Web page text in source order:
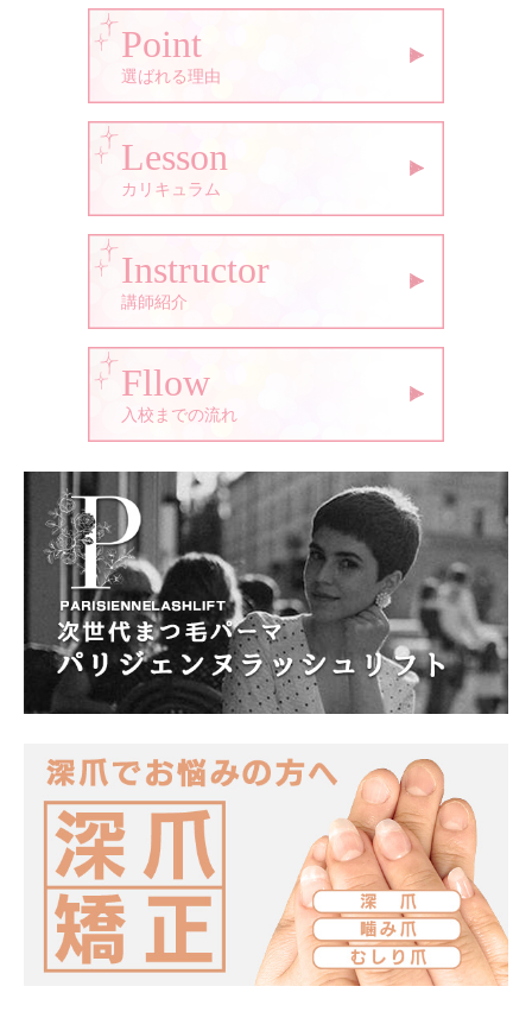
Point
選ばれる理由
Lesson
カリキュラム
Instructor
講師紹介
Fllow
入校までの流れ